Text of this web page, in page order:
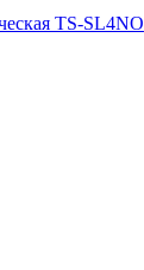
TS-SL4NO